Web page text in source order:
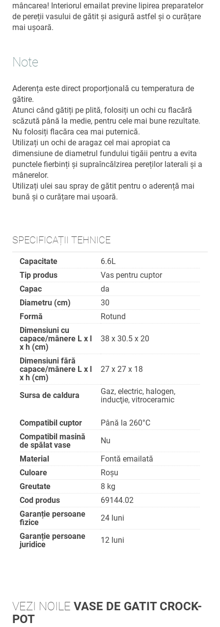
mâncarea! Interiorul emailat previne lipirea preparatelor
de pereții vasului de gătit și asigură astfel și o curățare
mai ușoară.
Note
Aderența este direct proporțională cu temperatura de
gătire.
Atunci când gătiți pe plită, folosiți un ochi cu flacără
scăzută până la medie, pentru cele mai bune rezultate.
Nu folosiți flacăra cea mai puternică.
Utilizați un ochi de aragaz cel mai apropiat ca
dimensiune de diametrul fundului tigăii pentru a evita
punctele fierbinți și supraîncălzirea pereților laterali și a
mânerelor.
Utilizați ulei sau spray de gătit pentru o aderență mai
bună și o curățare mai ușoară.
SPECIFICAȚII TEHNICE
Capacitate
6.6L
Tip produs
Vas pentru cuptor
Capac
da
Diametru (cm)
30
Formă
Rotund
Dimensiuni cu
capace/mânere L x l
x h (cm)
38 x 30.5 x 20
Dimensiuni fără
capace/mânere L x l
x h (cm)
27 x 27 x 18
Sursa de caldura
Gaz, electric, halogen,
inducţie, vitroceramic
Compatibil cuptor
Până la 260°C
Compatibil masină
de spălat vase
Nu
Material
Fontă emailată
Culoare
Roşu
Greutate
8 kg
Cod produs
69144.02
Garanție persoane
fizice
24 luni
Garanție persoane
juridice
12 luni
VEZI NOILEVASE DE GATIT CROCK-
POT